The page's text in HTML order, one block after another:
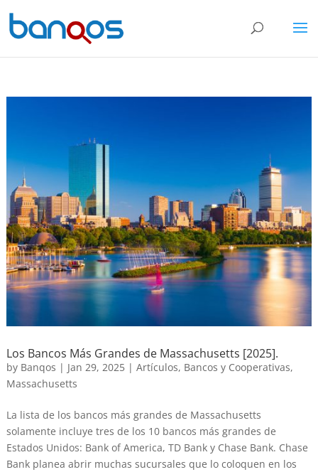
Los Bancos Más Grandes de Massachusetts [2025].
by Banqos | Jan 29, 2025| Artículos, Bancos y Cooperativas,
Massachusetts
La lista de los bancos más grandes de Massachusetts
solamente incluye tres de los 10 bancos más grandes de
Estados Unidos: Bank of America, TD Bank y Chase Bank. Chase
Bank planea abrir muchas sucursales que lo coloquen en los